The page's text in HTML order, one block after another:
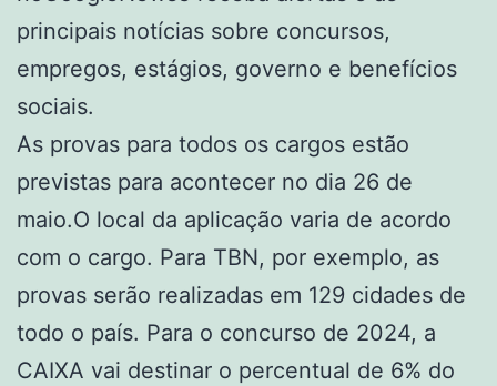
principais notícias sobre concursos,
empregos, estágios, governo e benefícios
sociais.
As provas para todos os cargos estão
previstas para acontecer no dia 26 de
maio.O local da aplicação varia de acordo
com o cargo. Para TBN, por exemplo, as
provas serão realizadas em 129 cidades de
todo o país. Para o concurso de 2024, a
CAIXA vai destinar o percentual de 6% do